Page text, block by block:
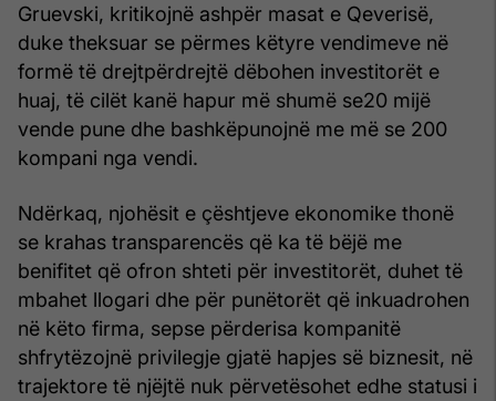
Gruevski, kritikojnë ashpër masat e Qeverisë,
duke theksuar se përmes këtyre vendimeve në
formë të drejtpërdrejtë dëbohen investitorët e
huaj, të cilët kanë hapur më shumë se20 mijë
vende pune dhe bashkëpunojnë me më se 200
kompani nga vendi.
Ndërkaq, njohësit e çështjeve ekonomike thonë
se krahas transparencës që ka të bëjë me
benifitet që ofron shteti për investitorët, duhet të
mbahet llogari dhe për punëtorët që inkuadrohen
në këto firma, sepse përderisa kompanitë
shfrytëzojnë privilegje gjatë hapjes së biznesit, në
trajektore të njëjtë nuk përvetësohet edhe statusi i